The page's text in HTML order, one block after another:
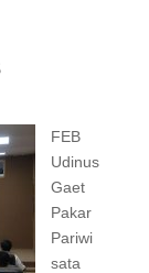
FEB
Udinus
Gaet
Pakar
Pariwi
sata